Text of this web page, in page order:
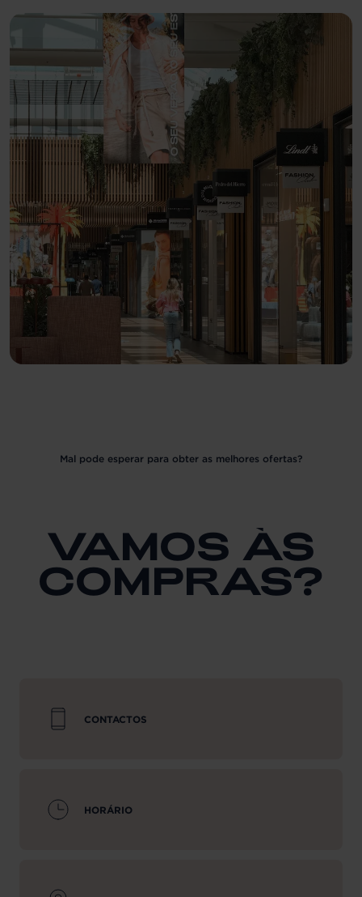
Mal pode esperar para obter as melhores ofertas?
VAMOS ÀS
COMPRAS?
CONTACTOS
HORÁRIO